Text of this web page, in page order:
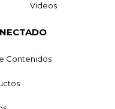
Videos
Contenidos